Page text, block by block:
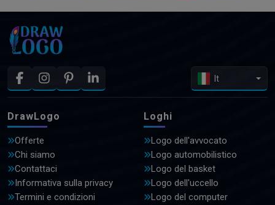
It
DrawLogo
Offerte
Chi siamo
Contattaci
Informativa sulla privacy
Termini e condizioni
Loghi
Logo dell'avvocato
Logo automobilistico
Logo del basket
Logo dell'uccello
Logo del computer